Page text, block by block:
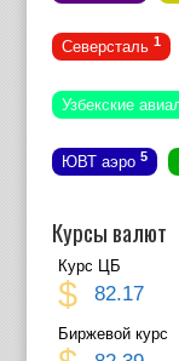
Северсталь 1
Узбекские
ЮВТ аэро 5
Курсы валют
Курс ЦБ
$ 82.17
Биржевой курс